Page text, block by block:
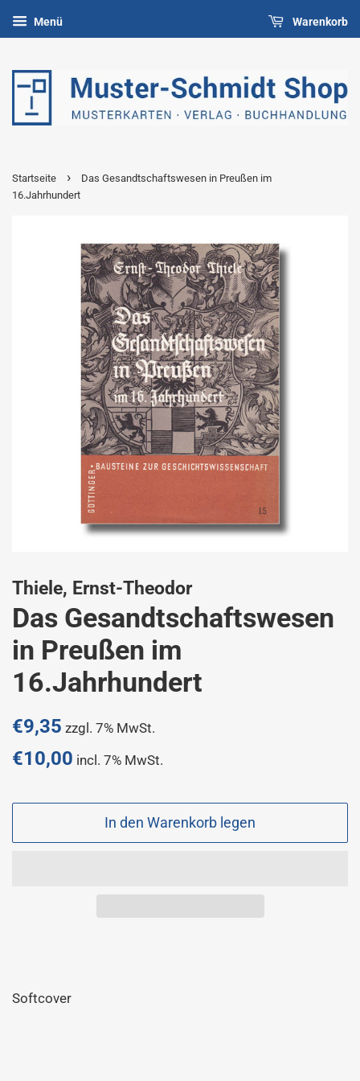
Menü Warenkorb
Startseite ›
Das Gesandtschaftswesen in Preußen im
16.Jahrhundert
Thiele, Ernst-Theodor
Das Gesandtschaftswesen
in Preußen im
16.Jahrhundert
Normaler
€9,35 zzgl. 7% MwSt.
€10,00 incl. 7% MwSt.
In den Warenkorb legen
Softcover